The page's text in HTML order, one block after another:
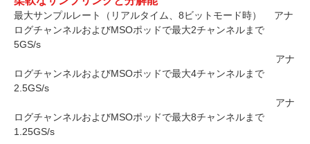
最大サンプルレート（リアルタイム、8ビットモード時） アナ
ログチャンネルおよびMSOポッドで最大2チャンネルまで
5GS/s
アナ
ログチャンネルおよびMSOポッドで最大4チャンネルまで
2.5GS/s
アナ
ログチャンネルおよびMSOポッドで最大8チャンネルまで
1.25GS/s